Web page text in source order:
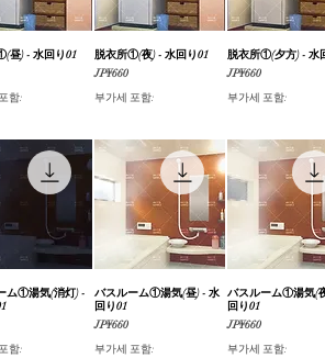
품보기
昼) - 水回り01
함:
제품보기
脱衣所①(夜) - 水回り01
가격
JP¥660
부가세 포함:
제품보기
脱衣所①(夕方) - 水
가격
JP¥660
부가세 포함:
품보기
ム①湯気(消灯) -
함:
제품보기
バスルーム①湯気(昼) - 水
回り01
가격
JP¥660
부가세 포함:
제품보기
バスルーム①湯気(
回り01
가격
JP¥660
부가세 포함: